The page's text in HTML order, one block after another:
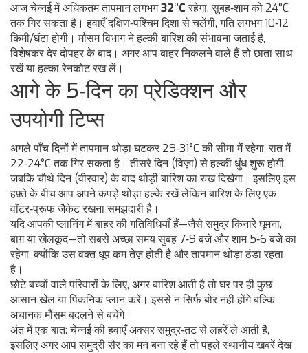
आज चेन्नई में अधिकतम तापमान लगभग32°Cरहेगा, सुबह‑शाम को 24°C
तक गिर सकता है। हवाएँ दक्षिण‑पश्चिम दिशा से चलेंगी, गति लगभग 10‑12
किमी/घंटा होगी। मौसम विभाग ने हल्की बारिश की संभावना जताई है,
विशेषकर देर दोपहर के बाद। अगर आप बाहर निकलने वाले हैं तो छाता साथ
रखें या हल्का रेनकोट रख लें।
आगे के 5‑दिन का प्रेडिक्शन और
उपयोगी टिप्स
अगले पाँच दिनों में तापमान थोड़ा घटकर 29‑31°C की सीमा में रहेगा, रात में
22‑24°C तक गिर सकता है। तीसरे दिन (विज़ा) से हल्की धुंध शुरू होगी,
जबकि चौथे दिन (वीरवार) के बाद थोड़ी बारिश का रुख दिखेगा। इसलिए इस
हफ़्ते के बीच आप अपने कपड़े थोड़ा हल्के रखें लेकिन बारिश के लिए एक
वॉटर‑प्रूफ जैकेट रखना समझदारी है।
यदि आपकी प्लानिंग में बाहर की गतिविधियाँ हैं—जैसे समुद्र किनारे घूमना,
बाग़ या खेलकूद—तो सबसे अच्छा समय सुबह 7‑9 बजे और शाम 5‑6 बजे का
रहेगा, क्योंकि उस वक्त धूप कम तेज़ होती है और तापमान थोड़ा ठंडा रहता
है।
छोटे बच्चों वाले परिवारों के लिए, अगर बारिश आती है तो घर पर ही कुछ
आसान खेल या पिकनिक प्लान करें। इससे न सिर्फ बोर नहीं होंगे बल्कि
अचानक मौसम बदलने से बचेंगे।
अंत में एक बात: चेन्नई की हवाएँ अक्सर समुद्र‑तट से लहरें ले आती हैं,
इसलिए अगर आप समुद्री सैर का मन बना रहे हैं तो पहले स्थानीय खबरें देख